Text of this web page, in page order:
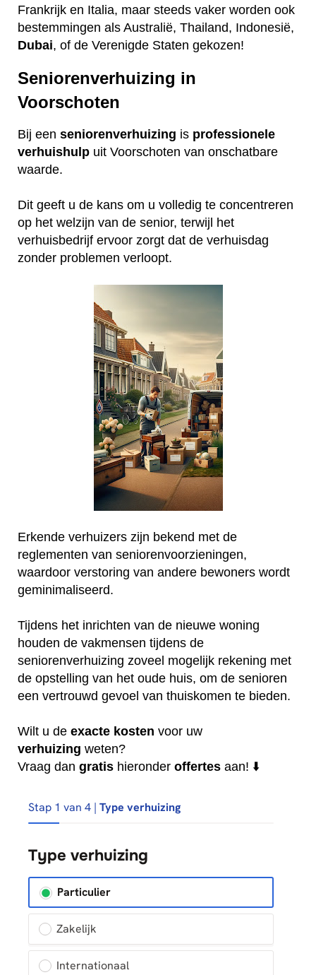
Frankrijk en Italia, maar steeds vaker worden ook
bestemmingen als Australië, Thailand, Indonesië,
Dubai, of de Verenigde Staten gekozen!
Seniorenverhuizing in
Voorschoten
Bij een seniorenverhuizing is professionele
verhuishulp uit Voorschoten van onschatbare
waarde.
Dit geeft u de kans om u volledig te concentreren
op het welzijn van de senior, terwijl het
verhuisbedrijf ervoor zorgt dat de verhuisdag
zonder problemen verloopt.
Erkende verhuizers zijn bekend met de
reglementen van seniorenvoorzieningen,
waardoor verstoring van andere bewoners wordt
geminimaliseerd.
Tijdens het inrichten van de nieuwe woning
houden de vakmensen tijdens de
seniorenverhuizing zoveel mogelijk rekening met
de opstelling van het oude huis, om de senioren
een vertrouwd gevoel van thuiskomen te bieden.
Wilt u de exacte kosten voor uw
verhuizing weten?
Vraag dan gratis hieronder offertes aan! ⬇️